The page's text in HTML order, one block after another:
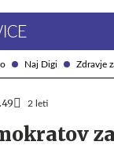
Naj Digi Zdravje
2 leti